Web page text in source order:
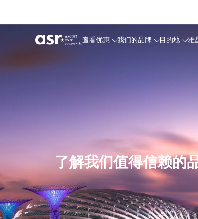
查看优惠 我们的品牌 目的地 雅
了解我们值得信赖的